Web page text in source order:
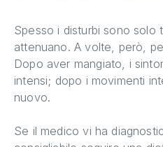
Spesso i disturbi sono solo
attenuano. A volte, però,
Dopo aver mangiato, i
intensi; dopo i movimenti
nuovo.
Se il medico vi ha